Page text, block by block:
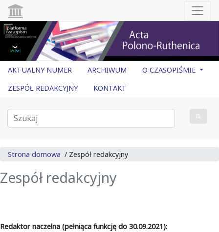
AKTUALNY NUMER ARCHIWUM
O CZASOPIŚMIE
ZESPÓŁ REDAKCYJNY
KONTAKT
Strona domowa / Zespół redakcyjny
Zespół redakcyjny
Redaktor naczelna (pełniąca funkcję do 30.09.2021):